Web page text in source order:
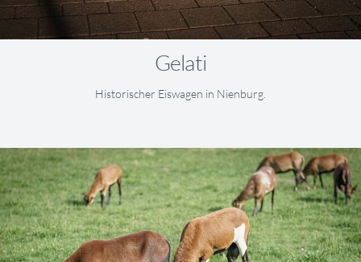
Gelati
Historischer Eiswagen in Nienburg.